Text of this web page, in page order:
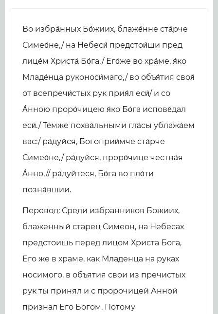
Во избра́нных Бо́жиих, блаже́нне ста́рче
Симео́не,/ на Небеси́ предстои́ши пред
лице́м Христа́ Бо́га,/ Его́же во хра́ме, я́ко
Младе́нца руконоси́маго,/ во объя́тия своя́
от всепречи́стых рук прия́л еси́/ и со
А́нною проро́чицею я́ко Бо́га испове́дал
еси́./ Те́мже похва́льными гла́сы ублажа́ем
вас:/ ра́дуйся, Богоприи́мче ста́рче
Симео́не,/ ра́дуйся, проро́чице честна́я
А́нно,// ра́дуйтеся, Бо́га во пло́ти
позна́вшии.
Перевод: Среди избранников Божиих,
блаженный старец Симеон, на Небесах
предстоишь перед лицом Христа Бога,
Его же в храме, как Младенца на руках
носимого, в объятия свои из пречистых
рук ты принял и с пророчицей Анной
признал Его Богом. Потому